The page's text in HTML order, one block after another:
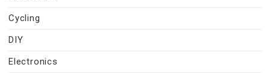
Cycling
DIY
Electronics